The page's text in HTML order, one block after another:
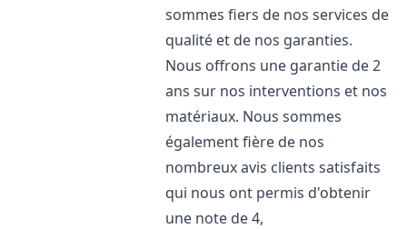
sommes fiers de nos services de
qualité et de nos garanties.
Nous offrons une garantie de 2
ans sur nos interventions et nos
matériaux. Nous sommes
également fière de nos
nombreux avis clients satisfaits
qui nous ont permis d'obtenir
une note de 4,